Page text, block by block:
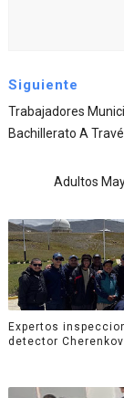
Siguiente
Trabajadores
Bachillerato A
Adultos
Expertos
detector